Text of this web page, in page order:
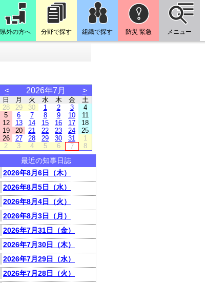
県外の方へ 分野で探す 組織で探す 防災 緊急 メニュー
< 2026年7月 >
日 月 火 水 木 金
土
28
29 30 1 2 3
4
5
6 7 8 9 10
11
12
13 14 15 16 17
18
19
20 21 22 23 24
25
26
27 28 29 30 31
1
2
3 4 5 6 7 8
最近の知事日誌
2026年8月6日（木）
2026年8月5日（水）
2026年8月4日（火）
2026年8月3日（月）
2026年7月31日（金）
2026年7月30日（木）
2026年7月29日（水）
2026年7月28日（火）